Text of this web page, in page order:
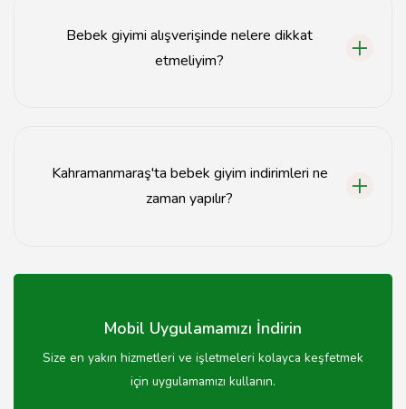
Bebek giyimi alışverişinde nelere dikkat
etmeliyim?
Kahramanmaraş'ta bebek giyim indirimleri ne
zaman yapılır?
genellikle sezon sonlarında ve özel günlerde indirimler
Mobil Uygulamamızı İndirin
Size en yakın hizmetleri ve işletmeleri kolayca keşfetmek
için uygulamamızı kullanın.